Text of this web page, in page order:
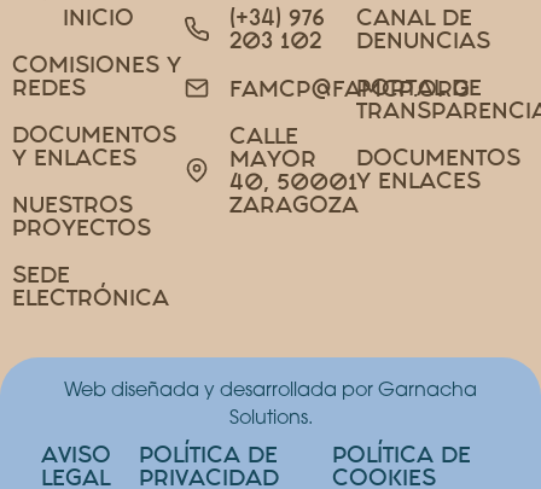
INICIO
COMISIONES Y
REDES
DOCUMENTOS
Y ENLACES
NUESTROS
PROYECTOS
SEDE
ELECTRÓNICA
(+34) 976
203 102
FAMCP@FAMCP.ORG
CALLE
MAYOR
40, 50001
ZARAGOZA
CANAL DE
DENUNCIAS
PORTAL DE
DOCUMENTOS
Y ENLACES
Web diseñada y desarrollada por Garnacha
Solutions.
AVISO
LEGAL
POLÍTICA DE
PRIVACIDAD
POLÍTICA DE
COOKIES